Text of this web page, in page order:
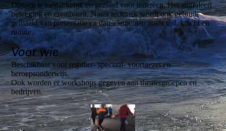
Dansen is toegankelijk en gezond voor iedereen. Het stimuleert
beweging en creativiteit. Naast techniek wordt ook gebruik
gemaakt van presentatie en danselementen zoals tijd, kracht en
ruimte.
Voor wie
Beschikbaar voor regulier- speciaal- voortgezet en
beroepsonderwijs.
Ook worden er workshops gegeven aan theatergroepen en
bedrijven.